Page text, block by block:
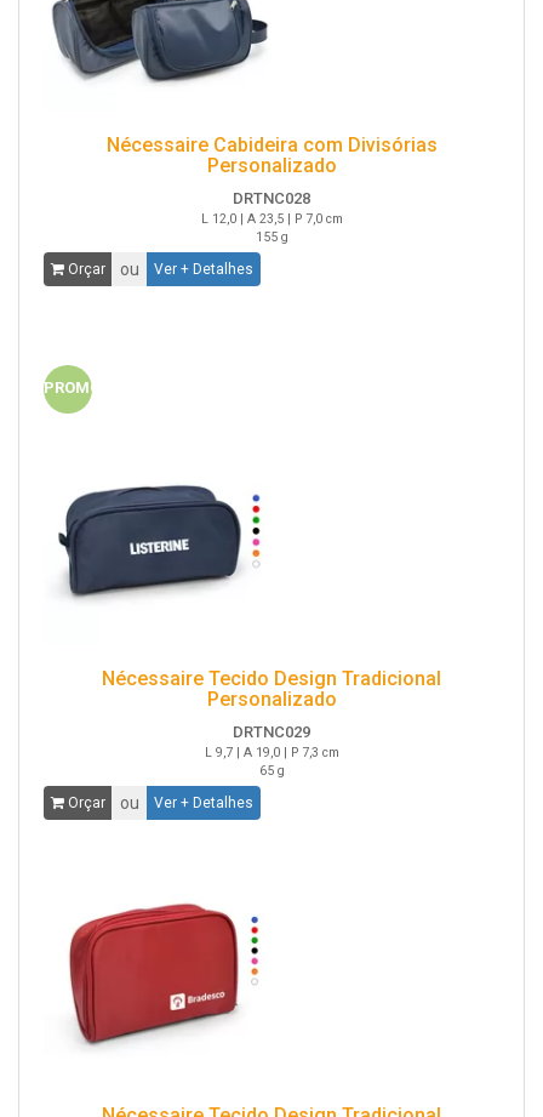
Nécessaire Cabideira com Divisórias
Personalizado
DRTNC028
L 12,0 | A 23,5 | P 7,0 cm
155 g
Orçar ou Ver + Detalhes
PROMO
Nécessaire Tecido Design Tradicional
Personalizado
DRTNC029
L 9,7 | A 19,0 | P 7,3 cm
65 g
Orçar ou Ver + Detalhes